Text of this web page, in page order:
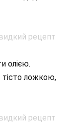
олією.
тісто ложкою,